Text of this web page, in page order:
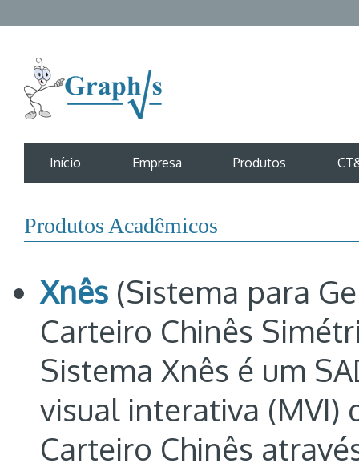
Início Empresa Produtos
Produtos Acadêmicos
Xnês (Sistema para
Carteiro Chinês
Sistema Xnês é um
visual interativa
Carteiro Chinês